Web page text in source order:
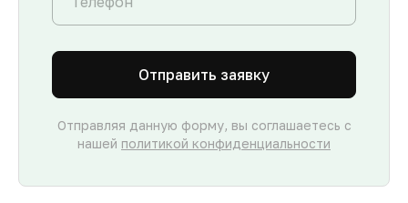
Отправить заявку
Отправляя данную форму, вы соглашаетесь с
нашей политикой конфиденциальности